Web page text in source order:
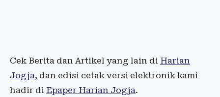
Cek Berita dan Artikel yang lain di Harian
Jogja, dan edisi cetak versi elektronik kami
hadir di Epaper Harian Jogja.